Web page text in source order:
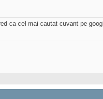
ca cel mai cautat cuvant pe